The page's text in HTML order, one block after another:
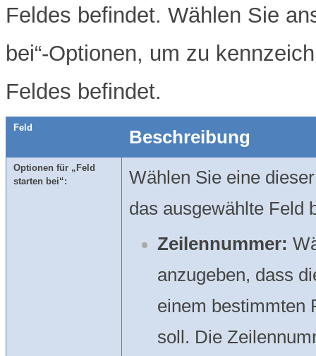
Feldes befindet. Wählen Sie
bei“-Optionen, um zu
Feldes befindet.
Feld Beschreibung
Optionen für „Feld
starten bei“:
Wählen Sie eine
das ausgewählte Feld
Zeilennummer:
anzugeben, dass
einem bestimmten
soll. Die